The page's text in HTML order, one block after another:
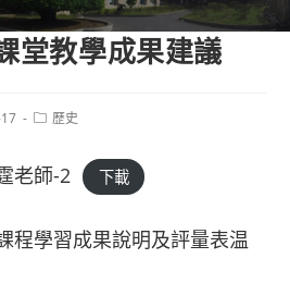
堂教學成果建議
Post歷史
老師-2 下載
程學習成果說明及評量表温